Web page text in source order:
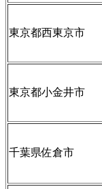
東京都西東京市
東京都小金井市
千葉県佐倉市